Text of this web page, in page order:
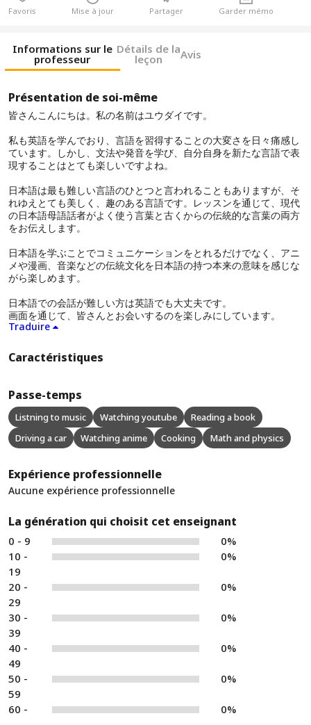
Favoris Mise à jour Partager Garder mémo
Informations sur le
professeur
Détails de la
leçon Avis
Présentation de soi-même
皆さんこんにちは。私の名前はユウダイです。
私も英語を学んでおり、言語を習得することの大変さを日々痛感し
ています。しかし、文法や発音を学び、自分自身を新たな言語で表
現することはとても楽しいですよね。
日本語は最も難しい言語のひとつと言われることもありますが、そ
れゆえとても美しく、趣のある言語です。レッスンを通じて、現代
の日本語母語話者がよく使う言葉と古くからの伝統的な言葉の両方
をお伝えします。
日本語を学ぶことでコミュニケーションをとれるだけでなく、アニ
メや漫画、音楽などの伝統文化を日本語の持つ本来の意味を感じな
がら楽しめます。
日本語での会話が難しい方は英語でも大丈夫です。
画面を通じて、皆さんとお会いするのを楽しみにしています。
Traduire
Caractéristiques
Passe-temps
Listning to music Watching youtube
Reading a book
Driving a car
Watching anime Cooking Math and physics
Expérience professionnelle
Aucune expérience professionnelle
La génération qui choisit cet enseignant
0 - 9
0%
10 -
19
0%
20 -
29
0%
30 -
39
0%
40 -
49
0%
50 -
59
0%
60 - 0%